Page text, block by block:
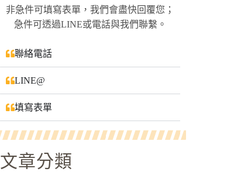
非急件可填寫表單，我們會盡快回覆您；
急件可透過LINE或電話與我們聯繫。
聯絡電話
LINE@
填寫表單
文章分類